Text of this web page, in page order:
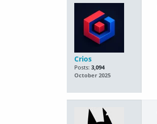
Crios
Posts: 3,094
October 2025